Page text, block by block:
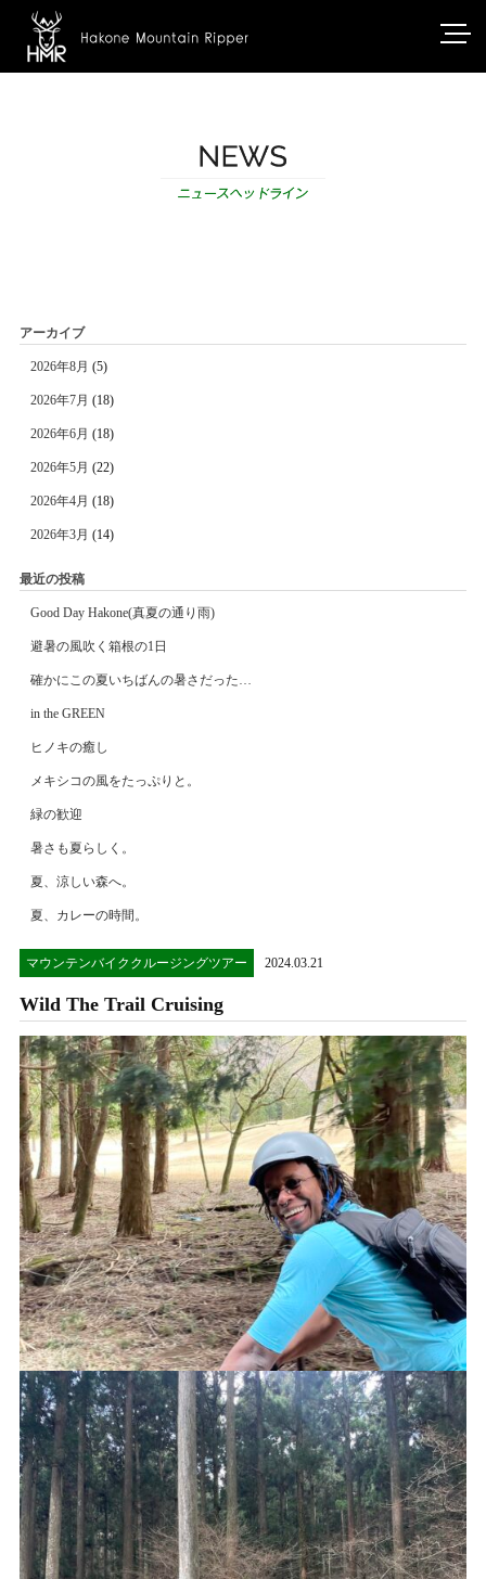
アーカイブ
2026年8月 (5)
2026年7月 (18)
2026年6月 (18)
2026年5月 (22)
2026年4月 (18)
2026年3月 (14)
最近の投稿
Good Day Hakone(真夏の通り雨)
避暑の風吹く箱根の1日
確かにこの夏いちばんの暑さだった…
in the GREEN
ヒノキの癒し
メキシコの風をたっぷりと。
緑の歓迎
暑さも夏らしく。
夏、涼しい森へ。
夏、カレーの時間。
マウンテンバイククルージングツアー 2024.03.21
Wild The Trail Cruising